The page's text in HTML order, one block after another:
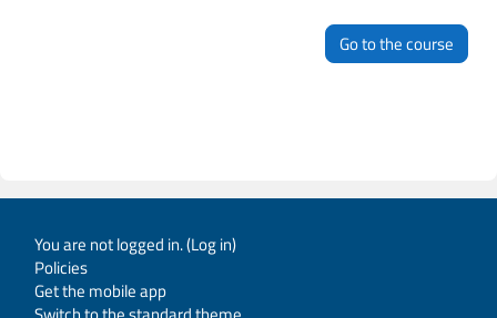
Go to the course
You are not logged in. (Log in)
Policies
Get the mobile app